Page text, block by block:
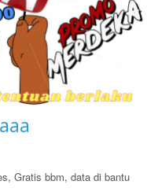
Gratis bbm, data di bantu